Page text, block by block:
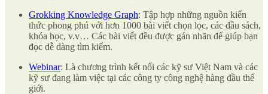
Grokking Knowledge Graph: Tập hợp những nguồn kiến
thức phong phú với hơn 1000 bài viết chọn lọc, các đầu sách,
khóa học, v.v… Các bài viết đều được gán nhãn để giúp bạn
đọc dễ dàng tìm kiếm.
Webinar: Là chương trình kết nối các kỹ sư Việt Nam và các
kỹ sư đang làm việc tại các công ty công nghệ hàng đầu thế
giới.